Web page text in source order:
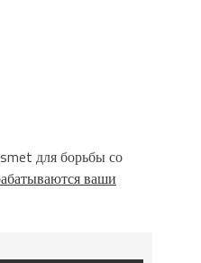
для борьбы со
ваши